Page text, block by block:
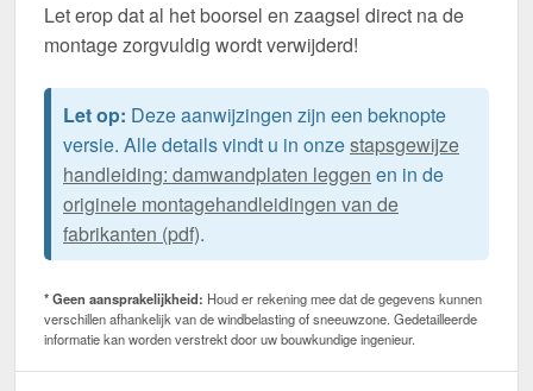
Let erop dat al het boorsel en zaagsel direct na de
montage zorgvuldig wordt verwijderd!
Let op: Deze aanwijzingen zijn een beknopte
versie. Alle details vindt u in onzestapsgewijze
handleiding: damwandplaten leggen en in de
originele montagehandleidingen van de
fabrikanten (pdf).
* Geen aansprakelijkheid: Houd er rekening mee dat de gegevens kunnen
verschillen afhankelijk van de windbelasting of sneeuwzone. Gedetailleerde
informatie kan worden verstrekt door uw bouwkundige ingenieur.